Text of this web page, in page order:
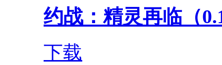
约战：精灵再临（
下载